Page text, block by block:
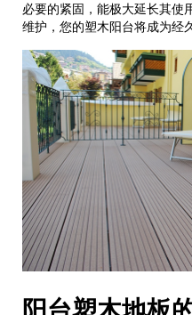
必要的紧固，能极大延长其使
维护，您的塑木阳台将成为经